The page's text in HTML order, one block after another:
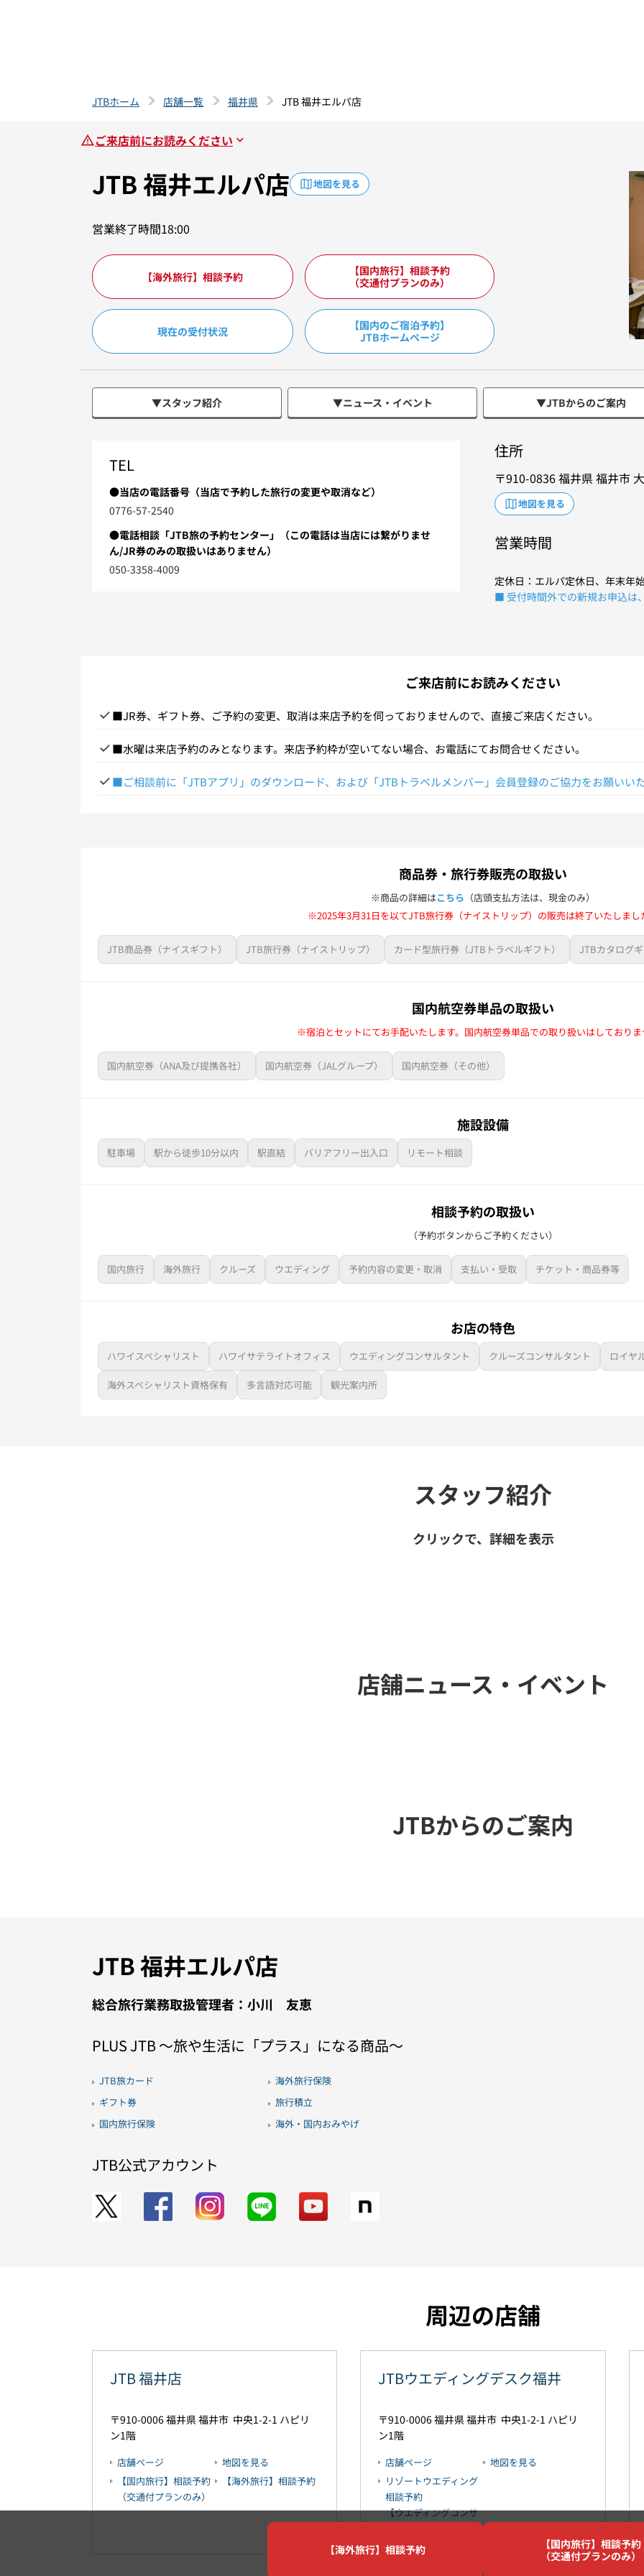
JTBホーム 店舗一覧 福井県 JTB 福井エルパ店
ご来店前にお読みください
JTB 福井エルパ店 地図を見る
営業終了時間18:00
【海外旅行】相談予約
【国内旅行】相談予約
（交通付プランのみ）
現在の受付状況
【国内のご宿泊予約】
JTBホームページ
▼スタッフ紹介 ▼ニュース・イベント ▼JTBからのご案内
【海外旅行】相談予約
【国内旅行】相談予約
（交通付プランのみ）
TEL
●当店の電話番号（当店で予約した旅行の変更や取消など）
0776-57-2540
●電話相談「JTB旅の予約センター」（この電話は当店には繋がりませ
ん/JR券のみの取扱いはありません）
050-3358-4009
住所
910-0836福井県福井市
地図を見る
営業時間
定休日：エルパ定休日、年末年
■ 受付時間外での新規お申込は
ご来店前にお読みください
■JR券、ギフト券、ご予約の変更、取消は来店予約を伺っておりませんので、直接ご来店ください。
■水曜は来店予約のみとなります。来店予約枠が空いてない場合、お電話にてお問合せください。
■ご相談前に「JTBアプリ」のダウンロード、および「JTBトラベルメンバー」会員登録のご協力をお願いい
商品券・旅行券販売の取扱い
※商品の詳細はこちら （店頭支払方法は、現金のみ）
※2025年3月31日を以てJTB旅行券（ナイストリップ）の販売は終了いたしまし
JTB商品券（ナイスギフト） JTB旅行券（ナイストリップ） カード型旅行券（JTBトラベルギフト） JTBカタログ
国内航空券単品の取扱い
※宿泊とセットにてお手配いたします。国内航空券単品での取り扱いはしており
国内航空券（ANA及び提携各社） 国内航空券（JALグループ） 国内航空券（その他）
施設設備
駐車場 駅から徒歩10分以内 駅直結 バリアフリー出入口 リモート相談
相談予約の取扱い
（予約ボタンからご予約ください）
国内旅行 海外旅行 クルーズ ウエディング 予約内容の変更・取消 支払い・受取 チケット・商品券等
お店の特色
ハワイスペシャリスト ハワイサテライトオフィス ウエディングコンサルタント クルーズコンサルタント ロイヤ
海外スペシャリスト資格保有 多言語対応可能 観光案内所
スタッフ紹介
クリックで、詳細を表示
店舗ニュース・イベント
JTBからのご案内
JTB 福井エルパ店
総合旅行業務取扱管理者：小川 友恵
PLUS JTB 〜旅や生活に「プラス」になる商品〜
JTB旅カード
ギフト券
国内旅行保険
海外旅行保険
旅行積立
海外・国内おみやげ
JTB公式アカウント
周辺の店舗
JTB 福井店
910-0006福井県福井市 中央1-2-1 ハピリ
ン1階
店舗ページ
【国内旅行】相談予約
（交通付プランのみ）
地図を見る
【海外旅行】相談予約
JTBウエディングデスク福井
910-0006福井県福井市 中央1-2-1 ハピリ
ン1階
店舗ページ
リゾートウエディング
相談予約
【ウエディングコンサ
地図を見る